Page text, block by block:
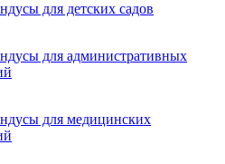
для детских садов
для административных
для медицинских